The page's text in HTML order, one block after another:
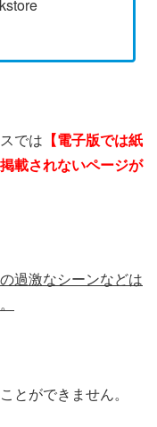
では 【電子版では紙
載されないページが
過激なシーンなどは
とができません。